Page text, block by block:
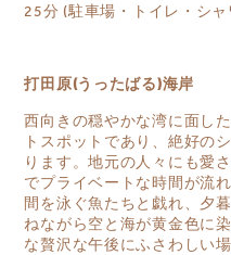
25分 (駐車場・トイレ・シ
打田原(うったばる)海岸
西向きの穏やかな湾に面し
トスポットであり、絶好の
ります。地元の人々にも愛
でプライベートな時間が流
間を泳ぐ魚たちと戯れ、夕
ねながら空と海が黄金色に
な贅沢な午後にふさわしい場